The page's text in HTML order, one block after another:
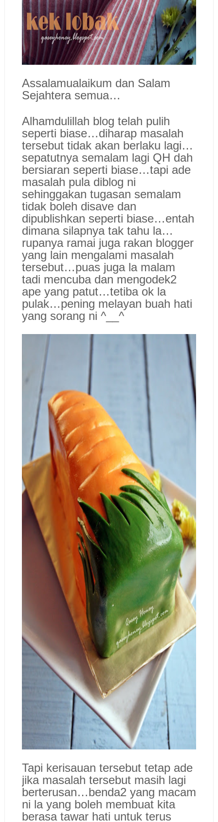
Assalamualaikum dan Salam
Sejahtera semua…
Alhamdulillah blog telah pulih
seperti biase…diharap masalah
tersebut tidak akan berlaku lagi…
sepatutnya semalam lagi QH dah
bersiaran seperti biase…tapi ade
masalah pula diblog ni
sehinggakan tugasan semalam
tidak boleh disave dan
dipublishkan seperti biase…entah
dimana silapnya tak tahu la…
rupanya ramai juga rakan blogger
yang lain mengalami masalah
tersebut…puas juga la malam
tadi mencuba dan mengodek2
ape yang patut…tetiba ok la
pulak…pening melayan buah hati
yang sorang ni ^__^
Tapi kerisauan tersebut tetap ade
jika masalah tersebut masih lagi
berterusan…benda2 yang macam
ni la yang boleh membuat kita
berasa tawar hati untuk terus